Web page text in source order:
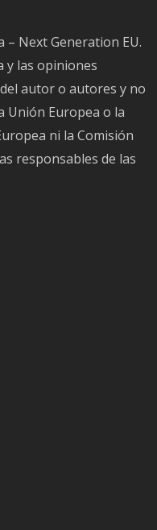
– Next Generation EU.
y las opiniones
autor o autores y no
Unión Europea o la
ni la Comisión
responsables de las